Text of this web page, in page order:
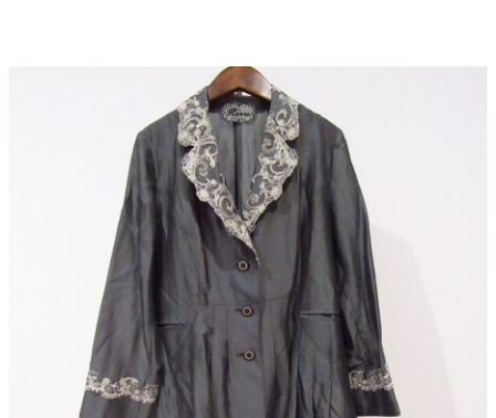
受付時間9:00〜18:00（年中無休※年末年始は除く）
お申し込みフォーム